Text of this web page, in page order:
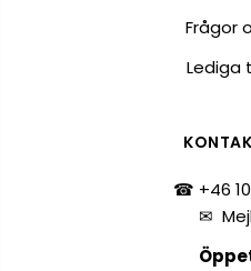
Frågor
Lediga
☎ +46 10
✉